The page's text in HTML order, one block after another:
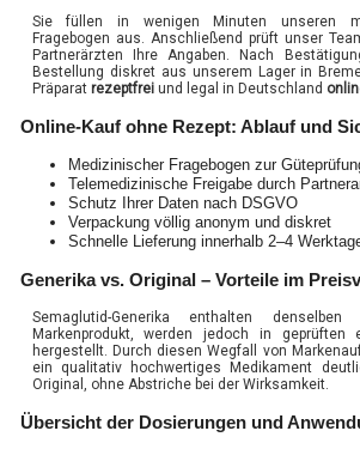
Sie füllen in wenigen Minuten unseren
Fragebogen aus. Anschließend prüft unser
Partnerärzten Ihre Angaben. Nach
Bestellung diskret aus unserem Lager in
Präparat rezeptfreiund legal in Deutschland
Online-Kauf ohne Rezept: Ablauf und
Medizinischer Fragebogen zur
Telemedizinische Freigabe durch
Schutz Ihrer Daten nach DSGVO
Verpackung völlig anonym und diskret
Schnelle Lieferung innerhalb 2–4
Generika vs. Original – Vorteile im
Semaglutid-Generika enthalten
Markenprodukt, werden jedoch in geprüften
hergestellt. Durch diesen Wegfall von
ein qualitativ hochwertiges Medikament
Original, ohne Abstriche bei der Wirksamkeit.
Übersicht der Dosierungen und